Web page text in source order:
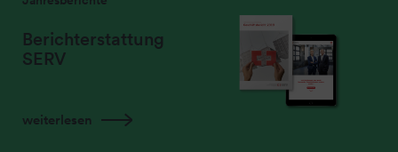
Berichterstattung
SERV
weiterlesen